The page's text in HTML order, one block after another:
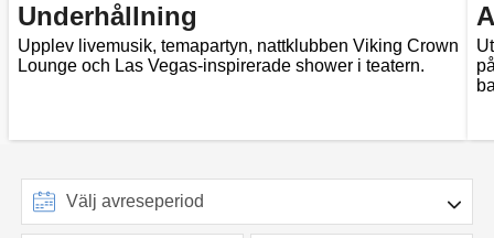
Underhållning
Upplev livemusik, temapartyn, nattklubben Viking Crown
Lounge och Las Vegas-inspirerade shower i teatern.